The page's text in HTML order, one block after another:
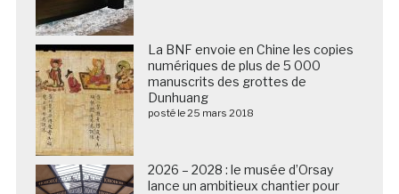
La BNF envoie en Chine les copies
numériques de plus de 5 000
manuscrits des grottes de
Dunhuang
posté le 25 mars 2018
2026 – 2028 : le musée d’Orsay
lance un ambitieux chantier pour